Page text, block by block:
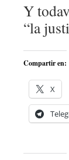
Y
“la
Compartir en:
X